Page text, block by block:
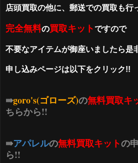
店頭買取の他に、郵送での買取も行
完全無料の買取キットですので
不要なアイテムが御座いましたら是
申し込みページは以下をクリック!!
⇛goro's(ゴローズ)の無料買取キ
ちらから!!
⇛アパレルの無料買取キットの
ら!!